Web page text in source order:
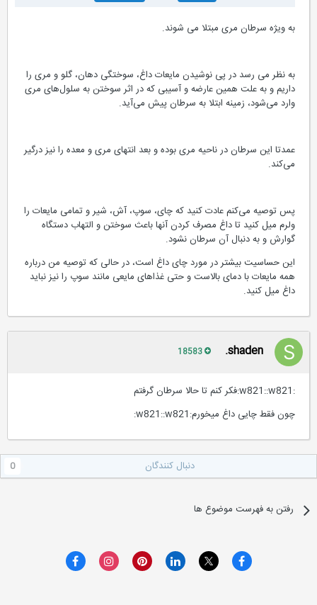
به ویژه سرطان مری مبتلا می ‌شوند.
به نظر می ‌رسد در پی نوشیدن مایعات داغ، سوختگی دهان، گلو و مری را
داریم و به علت همین عارضه و آسیبی که در اثر سوختن به سلول‌های مری
وارد می‌شود، زمینه ابتلا به سرطان پیش می‌آید.
عمدتا این سرطان در ناحیه مری بوده و بعد انتهای مری و معده را نیز درگیر
می‌کند.
پس توصیه می‌کنم عادت کنید که چای، سوپ، آش، شیر و تمامی مایعات را
ولرم میل کنید تا داغ مصرف‌ کردن آنها باعث سوختن و التهاب دستگاه
گوارش و به دنبال آن سرطان نشود.
این حساسیت بیشتر در مورد چای داغ است، در حالی که توصیه من درباره
همه مایعات با دمای بالاست و حتی غذاهای مایعی مانند سوپ را نیز نباید
داغ میل کنید.
shaden.
چون فقط چایی داغ میخورم:w821::w821:
دنبال کنندگان
رفتن به فهرست موضوع ها